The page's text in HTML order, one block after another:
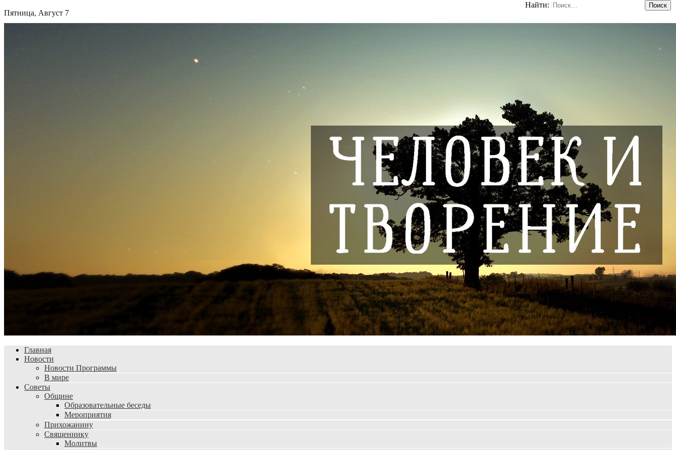
Пятница, Август 7
Найти:
Главная
Новости
Новости Программы
В мире
Советы
Общине
Образовательные беседы
Мероприятия
Прихожанину
Священнику
Молитвы